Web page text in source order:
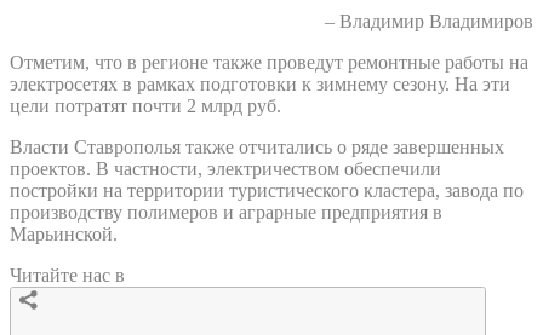
– Владимир Владимиров
Отметим, что в регионе также проведут ремонтные работы на
электросетях в рамках подготовки к зимнему сезону. На эти
цели потратят почти 2 млрд руб.
Власти Ставрополья также отчитались о ряде завершенных
проектов. В частности, электричеством обеспечили
постройки на территории туристического кластера, завода по
производству полимеров и аграрные предприятия в
Марьинской.
Читайте нас в